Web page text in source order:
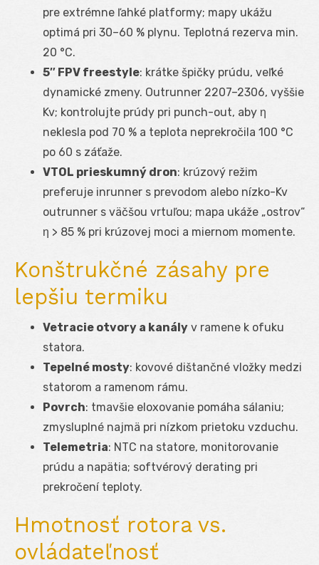
pre extrémne ľahké platformy; mapy ukážu
optimá pri 30–60 % plynu. Teplotná rezerva min.
20 °C.
5″ FPV freestyle: krátke špičky prúdu, veľké
dynamické zmeny. Outrunner 2207–2306, vyššie
Kv; kontrolujte prúdy pri punch-out, aby η
neklesla pod 70 % a teplota neprekročila 100 °C
po 60 s záťaže.
VTOL prieskumný dron: krúzový režim
preferuje inrunner s prevodom alebo nízko-Kv
outrunner s väčšou vrtuľou; mapa ukáže „ostrov“
η > 85 % pri krúzovej moci a miernom momente.
Konštrukčné zásahy pre
lepšiu termiku
Vetracie otvory a kanály v ramene k ofuku
statora.
Tepelné mosty: kovové dištančné vložky medzi
statorom a ramenom rámu.
Povrch: tmavšie eloxovanie pomáha sálaniu;
zmysluplné najmä pri nízkom prietoku vzduchu.
Telemetria: NTC na statore, monitorovanie
prúdu a napätia; softvérový derating pri
prekročení teploty.
Hmotnosť rotora vs.
ovládateľnosť